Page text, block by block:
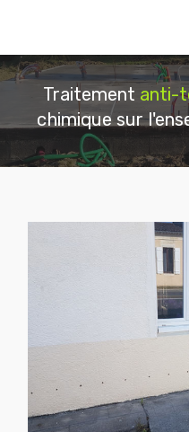
Traitement anti-
chimique sur